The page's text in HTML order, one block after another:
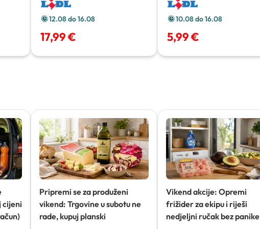
12.08 do 16.08
17,99 €
10.08 do 16.08
5,99 €
cijeni
Pripremi se za produženi
vikend: Trgovine u subotu ne
rade, kupuj planski
Vikend akcije: Opremi
frižider za ekipu i riješi
nedjeljni ručak bez panike